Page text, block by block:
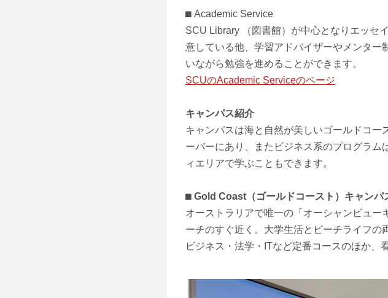
⬛︎ Academic Service
SCU Library （図書館）が中心となりエッセ
意している他、学習アドバイザーやメンター
いながら勉強を進めることができます。
SCUのAcademic Serviceのページ
キャンパス紹介
キャンパスは海と自然が美しいゴールドコ
ーバーにあり、またビジネス系のプログラ
ィエリアで学ぶこともできます。
⬛︎ Gold Coast（ゴールドコースト）キャンパ
オーストラリアで唯一の「オーシャンビュ
ーチのすぐ近く。大学生活とビーチライフの
ビジネス・法学・ITなど定番コースのほか、